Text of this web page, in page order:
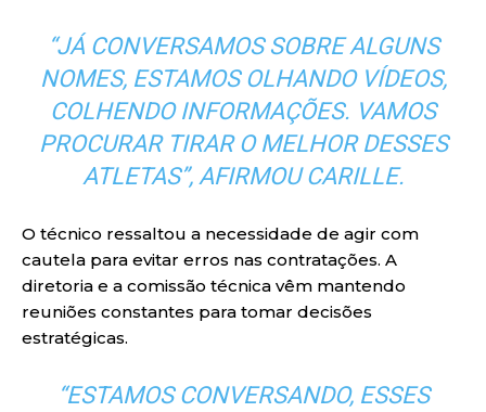
“JÁ CONVERSAMOS SOBRE ALGUNS
NOMES, ESTAMOS OLHANDO VÍDEOS,
COLHENDO INFORMAÇÕES. VAMOS
PROCURAR TIRAR O MELHOR DESSES
ATLETAS”, AFIRMOU CARILLE.
O técnico ressaltou a necessidade de agir com
cautela para evitar erros nas contratações. A
diretoria e a comissão técnica vêm mantendo
reuniões constantes para tomar decisões
estratégicas.
“ESTAMOS CONVERSANDO, ESSES